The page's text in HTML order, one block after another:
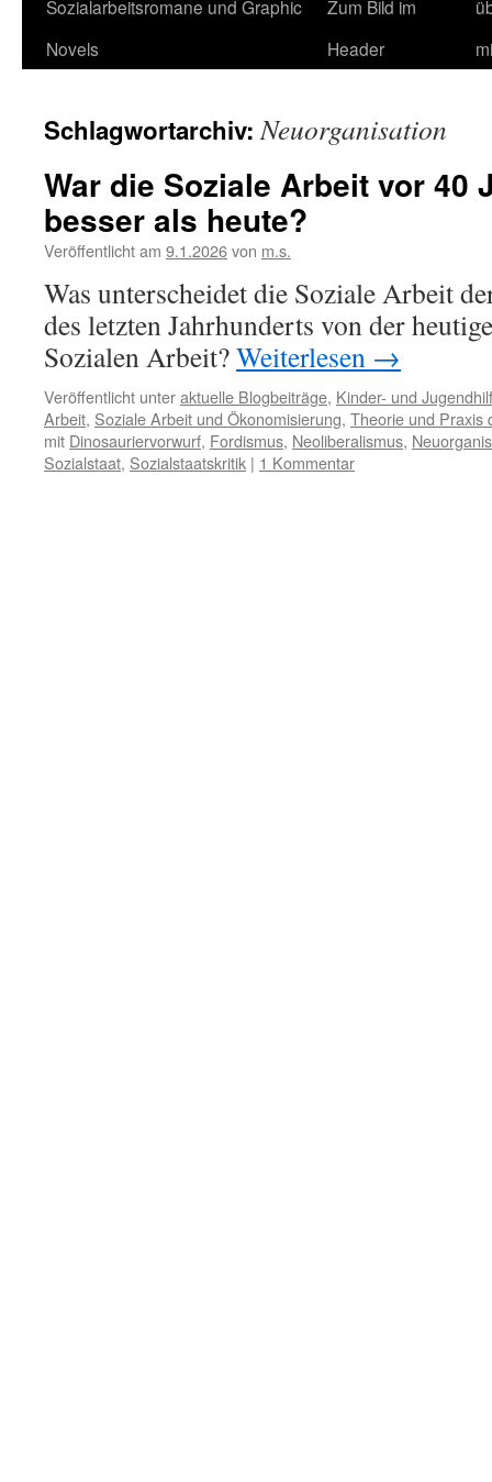
Sozialarbeitsromane und Graphic
Novels
Zum Bild im
Header
Schlagwortarchiv:Neuorganisation
War die Soziale Arbeit vor 40
besser als heute?
Veröffentlicht am 9.1.2026von m.s.
Was unterscheidet die Soziale Arbeit
des letzten Jahrhunderts von der
Sozialen Arbeit?Weiterlesen →
Veröffentlicht unteraktuelle Blogbeiträge, Kinder- und
Arbeit, Soziale Arbeit und Ökonomisierung, Theorie und Praxis
mit Dinosauriervorwurf, Fordismus, Neoliberalismus,
Sozialstaat, Sozialstaatskritik | 1 Kommentar